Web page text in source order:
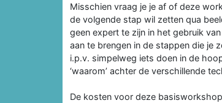
Misschien vraag je je af of deze
de volgende stap wil zetten qua
geen expert te zijn in het gebruik
aan te brengen in de stappen die je
i.p.v. simpelweg iets doen in de
‘waarom’ achter de verschillende
De kosten voor deze